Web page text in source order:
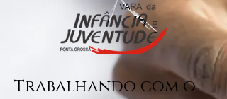
Trabalhando com o